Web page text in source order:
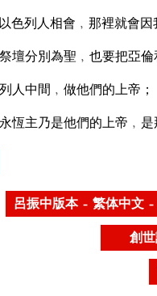
色列人相會﹐那裡就會因
壇分別為聖﹐也要把亞
人中間﹐做他們的上帝；
恆主乃是他們的上帝﹐
呂振中版本 – 繁体中文 –
創